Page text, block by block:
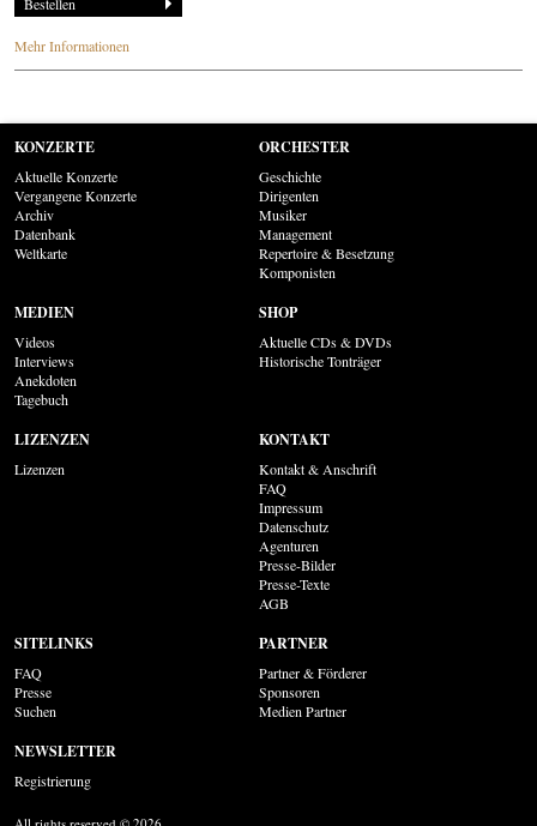
Mehr Informationen
KONZERTE
Aktuelle Konzerte
Vergangene Konzerte
Archiv
Datenbank
Weltkarte
ORCHESTER
Geschichte
Dirigenten
Musiker
Management
Repertoire & Besetzung
Komponisten
MEDIEN
Videos
Interviews
Anekdoten
Tagebuch
SHOP
Aktuelle CDs & DVDs
Historische Tonträger
LIZENZEN
Lizenzen
KONTAKT
Kontakt & Anschrift
FAQ
Impressum
Datenschutz
Agenturen
Presse-Bilder
Presse-Texte
AGB
SITELINKS
FAQ
Presse
Suchen
PARTNER
Partner & Förderer
Sponsoren
Medien Partner
NEWSLETTER
Registrierung